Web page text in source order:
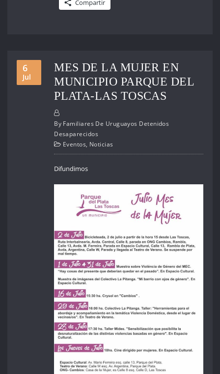
Compartir
6
Jul
MES DE LA MUJER EN
MUNICIPIO PARQUE DEL
PLATA-LAS TOSCAS
By Familiares De Uruguayos Detenidos
Desaparecidos
Eventos, Noticias
Difundimos